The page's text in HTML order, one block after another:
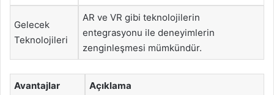
Gelecek
Teknolojileri
AR ve VR gibi teknolojilerin
entegrasyonu ile deneyimlerin
zenginleşmesi mümkündür.
Avantajlar Açıklama